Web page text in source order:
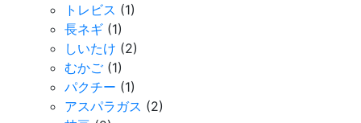
トレビス (1)
長ネギ (1)
しいたけ (2)
むかご (1)
パクチー (1)
アスパラガス (2)